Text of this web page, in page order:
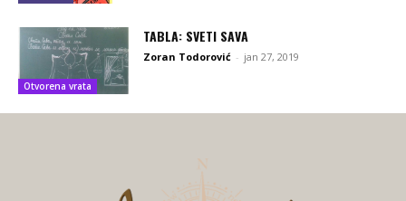
Otvorena vrata
TABLA: SVETI SAVA
Zoran Todorović - jan 27, 2019